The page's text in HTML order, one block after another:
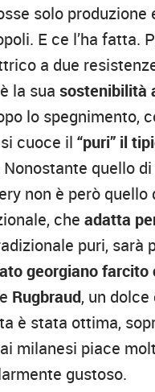
solo
E ce l’ha
a due
la suasostenibilità
lo spegnimento,
cuoce il“puri” il
quello
non è però
cheadatta
puri,
georgiano farcito
Rugbraud, un
è stata ottima,
milanesi piace
gustoso.